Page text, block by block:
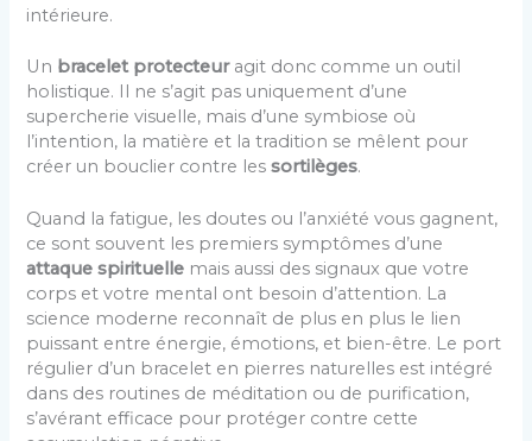
intérieure.
Un bracelet protecteuragit donc comme un outil
holistique. Il ne s’agit pas uniquement d’une
supercherie visuelle, mais d’une symbiose où
l’intention, la matière et la tradition se mêlent pour
créer un bouclier contre lessortilèges.
Quand la fatigue, les doutes ou l’anxiété vous gagnent,
ce sont souvent les premiers symptômes d’une
attaque spirituelle mais aussi des signaux que votre
corps et votre mental ont besoin d’attention. La
science moderne reconnaît de plus en plus le lien
puissant entre énergie, émotions, et bien-être. Le port
régulier d’un bracelet en pierres naturelles est intégré
dans des routines de méditation ou de purification,
s’avérant efficace pour protéger contre cette